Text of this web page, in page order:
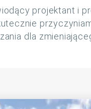
projektant i
dla